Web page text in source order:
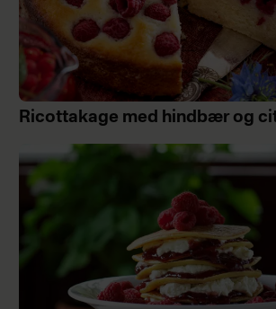
Ricottakage med hindbær og